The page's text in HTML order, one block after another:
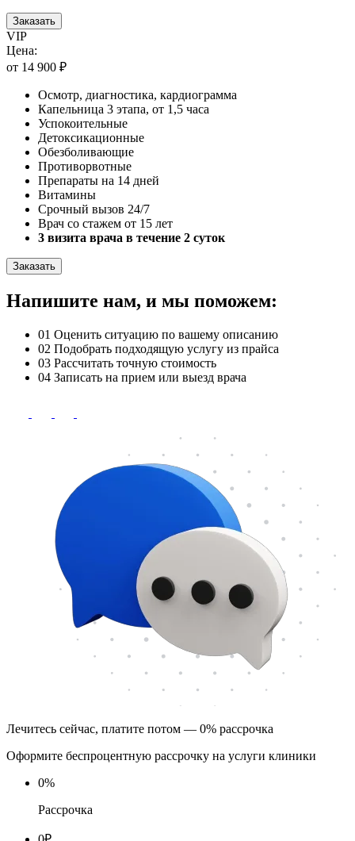
Заказать
VIP
Цена:
от 14 900 ₽
Осмотр, диагностика, кардиограмма
Капельница 3 этапа, от 1,5 часа
Успокоительные
Детоксикационные
Обезболивающие
Противорвотные
Препараты на 14 дней
Витамины
Срочный вызов 24/7
Врач со стажем от 15 лет
3 визита врача в течение 2 суток
Заказать
Напишите нам, и мы поможем:
01 Оценить ситуацию по вашему описанию
02 Подобрать подходящую услугу из прайса
03 Рассчитать точную стоимость
04 Записать на прием или выезд врача
Лечитесь сейчас, платите потом — 0% рассрочка
Оформите беспроцентную рассрочку на услуги клиники
0%
Рассрочка